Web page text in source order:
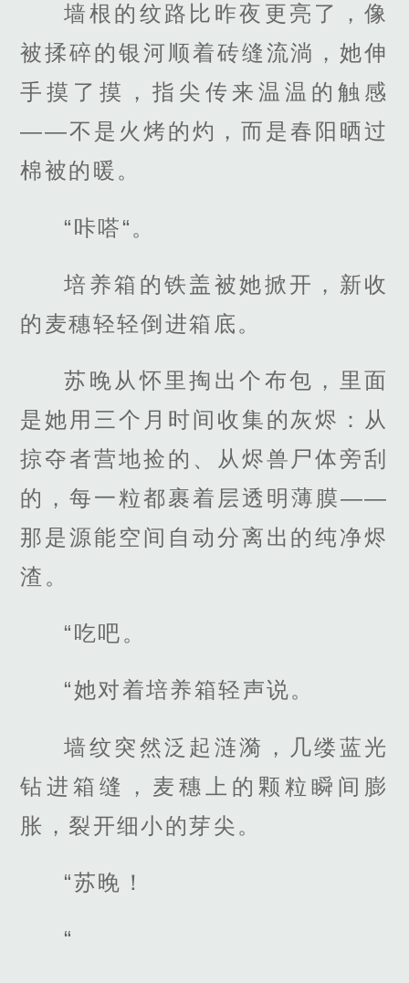
墙根的纹路比昨夜更亮了，像
被揉碎的银河顺着砖缝流淌，她伸
手摸了摸，指尖传来温温的触感
——不是火烤的灼，而是春阳晒过
棉被的暖。
“咔嗒“。
培养箱的铁盖被她掀开，新收
的麦穗轻轻倒进箱底。
苏晚从怀里掏出个布包，里面
是她用三个月时间收集的灰烬：从
掠夺者营地捡的、从烬兽尸体旁刮
的，每一粒都裹着层透明薄膜——
那是源能空间自动分离出的纯净烬
渣。
“吃吧。
“她对着培养箱轻声说。
墙纹突然泛起涟漪，几缕蓝光
钻进箱缝，麦穗上的颗粒瞬间膨
胀，裂开细小的芽尖。
“苏晚！
“